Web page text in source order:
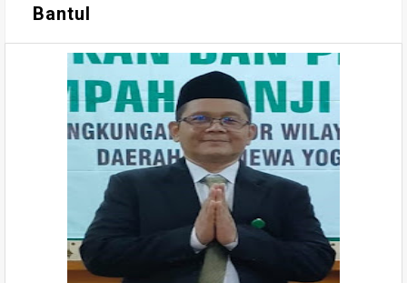
Bantul